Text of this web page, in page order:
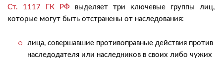
Ст. 1117 ГК РФ выделяет три ключевые группы лиц,
которые могут быть отстранены от наследования:
лица, совершавшие противоправные действия против
наследодателя или наследников в своих либо чужих